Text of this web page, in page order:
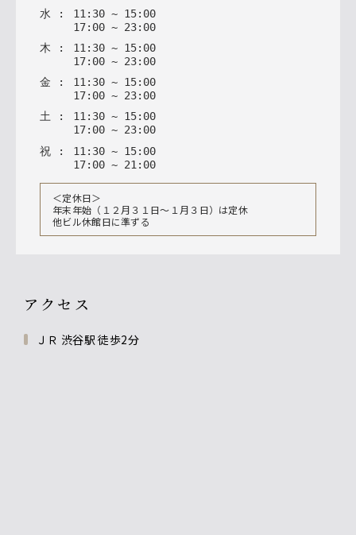
水 : 11 : 30 ~ 15: 00
17: 00 ~ 23: 00
木 : 11 : 30 ~ 15: 00
17: 00 ~ 23: 00
金 : 11: 30 ~ 15: 00
17: 00 ~ 23: 00
土 : 11: 30 ~ 15: 00
17: 00 ~ 23: 00
祝 : 11 : 30 ~ 15: 00
17: 00 ~ 21 : 00
＜定休日＞
年末年始（１２月３１日〜１月３日）は定休
他ビル休館日に準ずる
アクセス
ＪＲ 渋谷駅 徒歩2分